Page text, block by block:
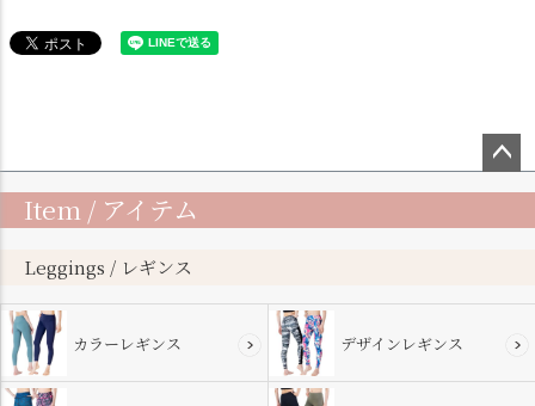
ップ
Item / アイテム
Leggings / レギンス
カラーレギンス デザインレギンス